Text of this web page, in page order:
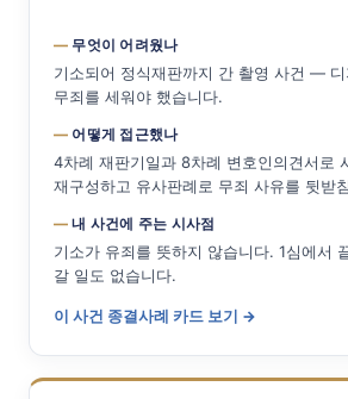
무엇이 어려웠나
기소되어 정식재판까지 간 촬영 사건 —
무죄를 세워야 했습니다.
어떻게 접근했나
4차례 재판기일과 8차례 변호인의견서로
재구성하고 유사판례로 무죄 사유를 뒷받
내 사건에 주는 시사점
기소가 유죄를 뜻하지 않습니다. 1심에서
갈 일도 없습니다.
이 사건 종결사례 카드 보기 →